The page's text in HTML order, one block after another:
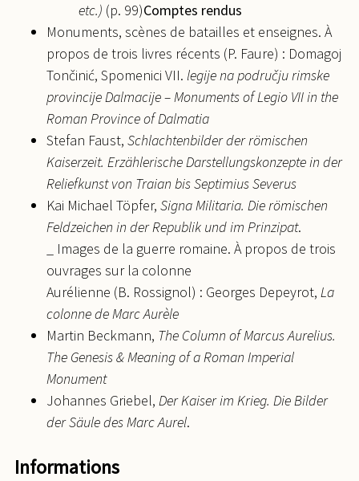
etc.) (p. 99)Comptes rendus
Monuments, scènes de batailles et enseignes. À
propos de trois livres récents (P. Faure) : Domagoj
Tončinić, Spomenici VII. legije na području rimske
provincije Dalmacije – Monuments of Legio VII in the
Roman Province of Dalmatia
Stefan Faust, Schlachtenbilder der römischen
Kaiserzeit. Erzählerische Darstellungskonzepte in der
Reliefkunst von Traian bis Septimius Severus
Kai Michael Töpfer, Signa Militaria. Die römischen
Feldzeichen in der Republik und im Prinzipat.
_ Images de la guerre romaine. À propos de trois
ouvrages sur la colonne
Aurélienne (B. Rossignol) : Georges Depeyrot, La
colonne de Marc Aurèle
Martin Beckmann, The Column of Marcus Aurelius.
The Genesis & Meaning of a Roman Imperial
Monument
Johannes Griebel, Der Kaiser im Krieg. Die Bilder
der Säule des Marc Aurel.
Informations